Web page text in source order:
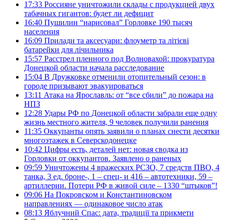
17:33 Россияне уничтожили склады с продукцией двух
табачных гигантов: будет ли дефицит
16:40 Пушилин “нарисовал” Горловке 190 тысяч
населения
16:09 Прилади та аксесуари: флоуметр та літієві
батарейки для лічильника
15:57 Расстрел пленного под Волновахой: прокуратура
Донецкой области начала расследование
15:04 В Дружковке отменили отопительный сезон: в
городе призывают эвакуироваться
13:11 Атака на Ярославль: от “все сбили” до пожара на
НПЗ
12:28 Удары РФ по Донецкой области забрали еще одну
жизнь местного жителя, 9 человек получили ранения
11:35 Оккупанты опять заявили о планах снести десятки
многоэтажек в Северскодонецке
10:42 Цифры есть, деталей нет: новая сводка из
Горловки от оккупантов. Заявлено о раненых
09:59 Уничтожены 4 вражеских РСЗО, 7 средств ПВО, 4
танка, 3 ед. броне-, 1 – спец- и 416 – автотехники, 59 –
артиллерии. Потери РФ в живой силе – 1330 “штыков”!
09:06 На Покровском и Константиновском
направлениях — одинаковое число атак
08:13 Яблучний Спас: дата, традиції та прикмети